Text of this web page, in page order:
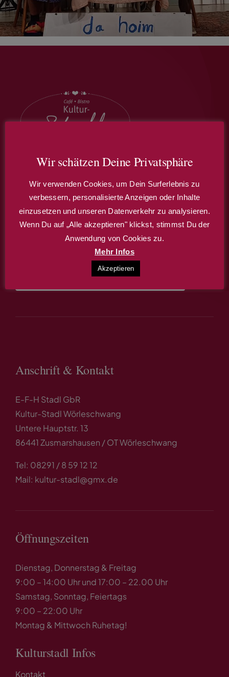
Café – Restaurant – Theater
Wir bieten Ihnen auch die Möglichkeit, den
Stadl für Ihr Familien- oder Firmenfest zu
Infos & Terminreservierung
Anschrift & Kontakt
E-F-H Stadl GbR
Kultur-Stadl Wörleschwang
Untere Hauptstr. 13
86441 Zusmarshausen / OT Wörleschwang
Tel: 08291 / 8 59 12 12
Mail: kultur-stadl@gmx.de
Öffnungszeiten
Dienstag, Donnerstag & Freitag
9:00 – 14:00 Uhr und 17:00 – 22.00 Uhr
Samstag, Sonntag, Feiertags
9:00 – 22:00 Uhr
Montag & Mittwoch Ruhetag!
Kulturstadl Infos
Kontakt
Wir schätzen Deine Privatsphäre
Wir verwenden Cookies, um Dein Surferlebnis zu
verbessern, personalisierte Anzeigen oder Inhalte
einzusetzen und unseren Datenverkehr zu analysieren.
Wenn Du auf „Alle akzeptieren" klickst, stimmst Du der
Anwendung von Cookies zu.
Mehr Infos
Akzeptieren